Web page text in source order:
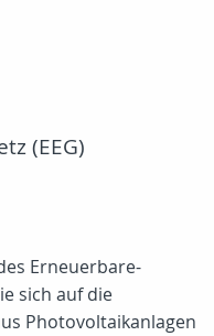
(EEG)
Erneuerbare-
sich auf die
Photovoltaikanlagen